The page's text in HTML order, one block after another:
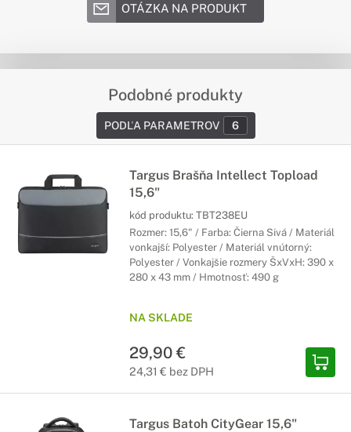
OTÁZKA NA PRODUKT
Podobné produkty
PODĽA PARAMETROV 6
Targus Brašňa Intellect Topload
15,6"
kód produktu: TBT238EU
Rozmer: 15,6" / Farba: Čierna Sivá / Materiál
vonkajší: Polyester / Materiál vnútorný:
Polyester / Vonkajšie rozmery ŠxVxH: 390 x
280 x 43 mm / Hmotnosť: 490 g
NA SKLADE
29,90 €
24,31 € bez DPH
Targus Batoh CityGear 15,6"